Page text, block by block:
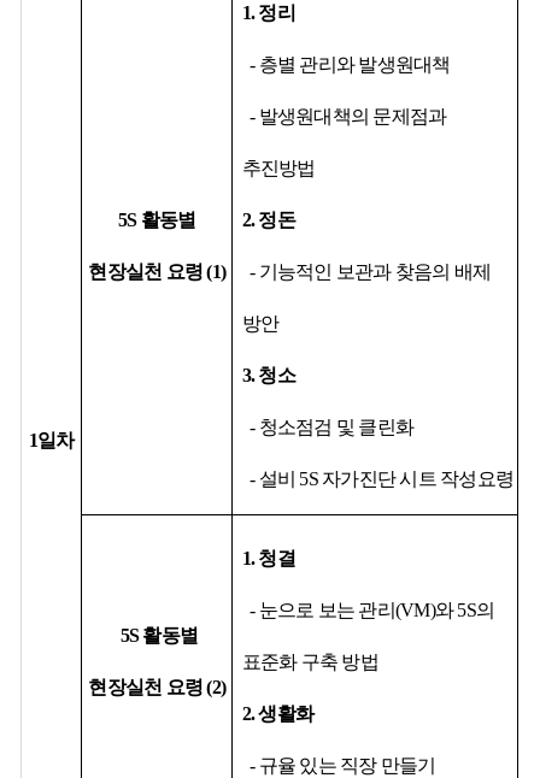
1일차
5S 활동별
현장실천 요령(1)
1.정리
- 층별 관리와발생원대책
- 발생원대책의 문제점과
추진방법
2.정돈
- 기능적인 보관과 찾음의 배제
방안
3.청소
- 청소점검 및 클린화
- 설비 5S 자가진단 시트 작성요령
5S활동별
현장실천 요령(2)
1.청결
- 눈으로 보는 관리 (VM)와5S의
표준화 구축 방법
2.생활화
- 규율 있는 직장 만들기